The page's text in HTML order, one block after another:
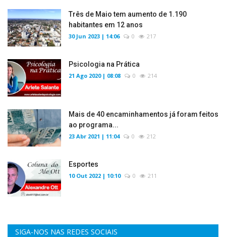
Três de Maio tem aumento de 1.190
habitantes em 12 anos
30 Jun 2023 | 14:06 0 217
Psicologia na Prática
21 Ago 2020 | 08:08 0 214
Mais de 40 encaminhamentos já foram feitos
ao programa...
23 Abr 2021 | 11:04 0 212
Esportes
10 Out 2022 | 10:10 0 211
SIGA-NOS NAS REDES SOCIAIS